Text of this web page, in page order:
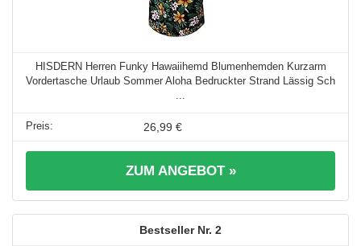
HISDERN Herren Funky Hawaiihemd Blumenhemden Kurzarm
Vordertasche Urlaub Sommer Aloha Bedruckter Strand Lässig Sch
26,99 €
ZUM ANGEBOT »
2